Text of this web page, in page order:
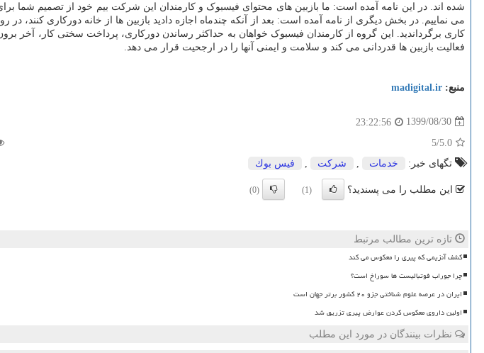
شده اند. در این نامه آمده است: ما بازبین های محتوای فیسبوک و کارمندان این شرکت بیم خود از تصمیم
می نماییم. در بخش دیگری از نامه آمده است: بعد از آنکه چندماه اجازه دادید بازبین ها از خانه دورکاری کنند،
کاری برگرداندید. این گروه از کارمندان فیسبوک خواهان به حداکثر رساندن دورکاری، پرداخت سختی کار، آخر
فعالیت بازبین ها قدردانی می کند و سلامت و ایمنی آنها را در ارجحیت قرار می دهد.
منبع: madigital.ir
1399/08/30
23:22:56
5.0
/5
تگهای خبر:
خدمات , شركت , فیس بوك
این مطلب را می پسندید؟ (1)
(0)
تازه ترین مطالب مرتبط
کشف آنزیمی که پیری را معکوس می کند
چرا جوراب فوتبالیست ها سوراخ است؟
ایران در عرصه علوم شناختی جزو ۲۰ کشور برتر جهان است
اولین داروی معکوس کردن عوارض پیری تزریق شد
نظرات بینندگان در مورد این مطلب